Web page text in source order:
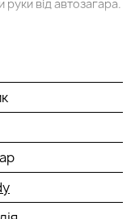
від автозагара.
«загара»;
працювати;
охоплювати